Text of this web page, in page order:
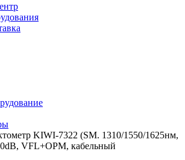
KIWI-7322 (SM. 1310/1550/1625нм,
VFL+OPM, кабельный